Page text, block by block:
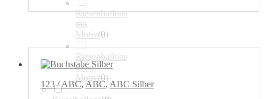
123 / ABC,ABC, ABC Silber
Riesenballons
mit
Motiv(0)
Riesenballons
ohne
Motiv(0)